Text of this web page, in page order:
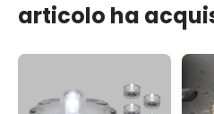
articolo ha